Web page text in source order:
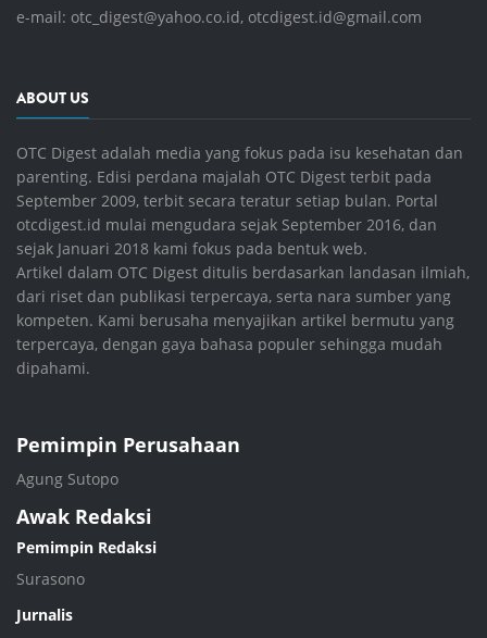
e-mail: otc_digest@yahoo.co.id, otcdigest.id@gmail.com
ABOUT US
OTC Digest adalah media yang fokus pada isu kesehatan dan
parenting. Edisi perdana majalah OTC Digest terbit pada
September 2009, terbit secara teratur setiap bulan. Portal
otcdigest.id mulai mengudara sejak September 2016, dan
sejak Januari 2018 kami fokus pada bentuk web.
Artikel dalam OTC Digest ditulis berdasarkan landasan ilmiah,
dari riset dan publikasi terpercaya, serta nara sumber yang
kompeten. Kami berusaha menyajikan artikel bermutu yang
terpercaya, dengan gaya bahasa populer sehingga mudah
dipahami.
Pemimpin Perusahaan
Agung Sutopo
Awak Redaksi
Pemimpin Redaksi
Surasono
Jurnalis